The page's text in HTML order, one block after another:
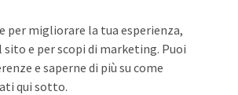
per migliorare la tua esperienza,
e per scopi di marketing. Puoi
e saperne di più su come
qui sotto.